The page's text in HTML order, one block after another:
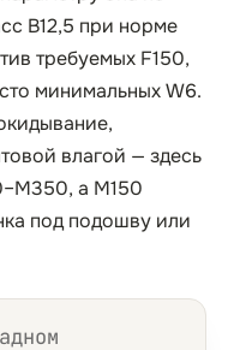
B12,5 при норме
требуемых F150,
минимальных W6.
влагой — здесь
а М150
под подошву или